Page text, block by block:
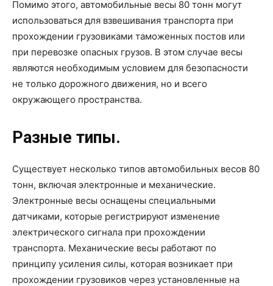
Помимо этого, автомобильные весы 80 тонн могут
использоваться для взвешивания транспорта при
прохождении грузовиками таможенных постов или
при перевозке опасных грузов. В этом случае весы
являются необходимым условием для безопасности
не только дорожного движения, но и всего
окружающего пространства.
Разные типы.
Существует несколько типов автомобильных весов 80
тонн, включая электронные и механические.
Электронные весы оснащены специальными
датчиками, которые регистрируют изменение
электрического сигнала при прохождении
транспорта. Механические весы работают по
принципу усиления силы, которая возникает при
прохождении грузовиков через установленные на